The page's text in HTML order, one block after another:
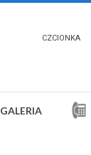
CZCIONKA
GALERIA